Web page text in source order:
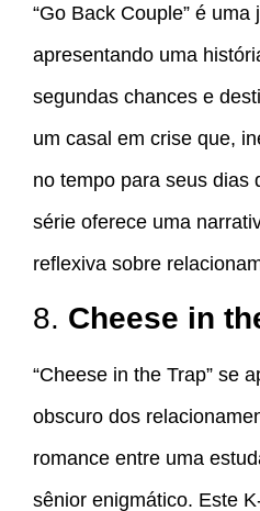
“Go Back Couple” é
apresentando uma
segundas chances e
um casal em crise que,
no tempo para seus dias
série oferece uma
reflexiva sobre
8. Cheese in
“Cheese in the Trap” se
obscuro dos
romance entre uma
sênior enigmático. Este